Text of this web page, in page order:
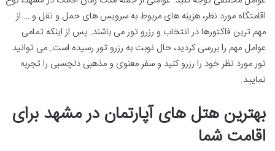
اقامتگاه مورد نظر، هزینه های مربوط به سرویس های حمل و نقل و … از
مهم ترین فاکتورها در انتخاب و رزرو تور می باشند. پس از اینکه تمامی
عوامل مهم را بررسی کردید، حال نوبت به رزرو تور رسیده است. می توانید
تور مورد نظر خود را رزرو کنید و سفر معنوی و مذهبی دلچسبی را تجربه
نمایید.
بهترین هتل های آپارتمان در مشهد برای
اقامت شما